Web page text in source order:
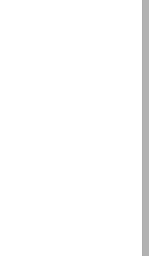
DELLA MAIELLA
GUARDIAGRELE (Ch)
28, SULMONA (Aq)
CARAMANICO T. (Pe)